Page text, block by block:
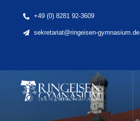
content
+49 (0) 8281 92-3609
sekretariat@ringeisen-gymnasium.de